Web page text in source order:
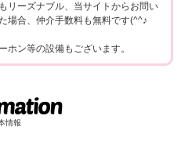
リーズナブル、当サイトからお問い
場合、仲介手数料も無料です(^^♪
ホン等の設備もございます。
情報